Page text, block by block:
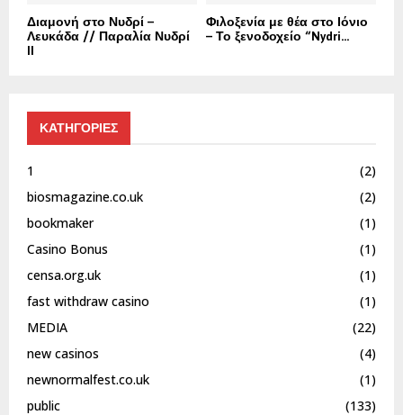
Διαμονή στο Νυδρί –
Λευκάδα // Παραλία Νυδρί
II
Φιλοξενία με θέα στο Ιόνιο
– Το ξενοδοχείο “Nydri...
ΚΑΤΗΓΟΡΙΕΣ
1
(2)
biosmagazine.co.uk
(2)
bookmaker
(1)
Casino Bonus
(1)
censa.org.uk
(1)
fast withdraw casino
(1)
MEDIA
(22)
new casinos
(4)
newnormalfest.co.uk
(1)
public
(133)